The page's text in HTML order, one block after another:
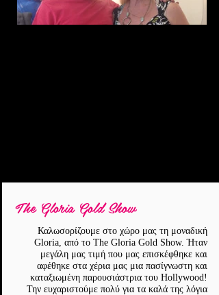
The Gloria Gold Show
Καλωσορίζουμε στο χώρο μας τη μοναδική
Gloria, από το The Gloria Gold Show. Ήταν
μεγάλη μας τιμή που μας επισκέφθηκε και
αφέθηκε στα χέρια μας μια πασίγνωστη και
καταξιωμένη παρουσιάστρια του Hollywood!
Την ευχαριστούμε πολύ για τα καλά της λόγια